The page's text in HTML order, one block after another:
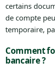
certains
de compte
temporaire,
Comment
bancaire ?